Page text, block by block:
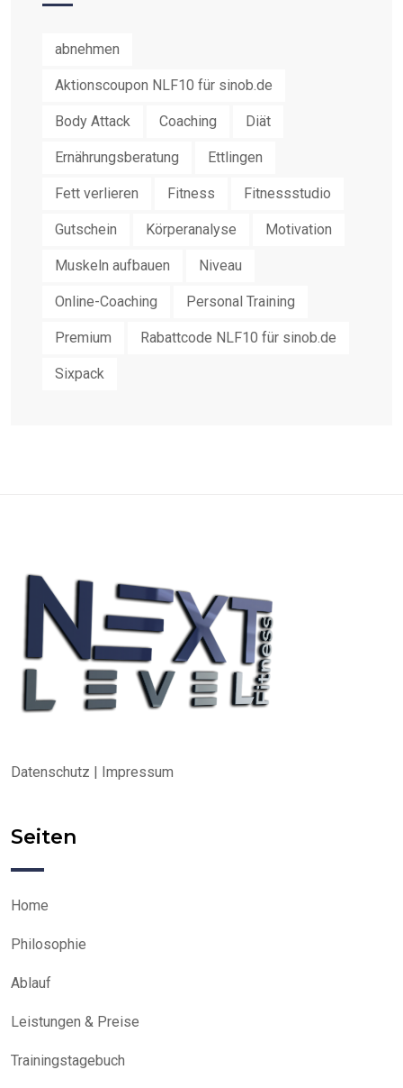
abnehmen
Aktionscoupon NLF10 für sinob.de
Body Attack Coaching Diät
Ernährungsberatung Ettlingen
Fett verlieren Fitness Fitnessstudio
Gutschein Körperanalyse Motivation
Muskeln aufbauen Niveau
Online-Coaching Personal Training
Premium Rabattcode NLF10 für sinob.de
Sixpack
Datenschutz | Impressum
Seiten
Home
Philosophie
Ablauf
Leistungen & Preise
Trainingstagebuch